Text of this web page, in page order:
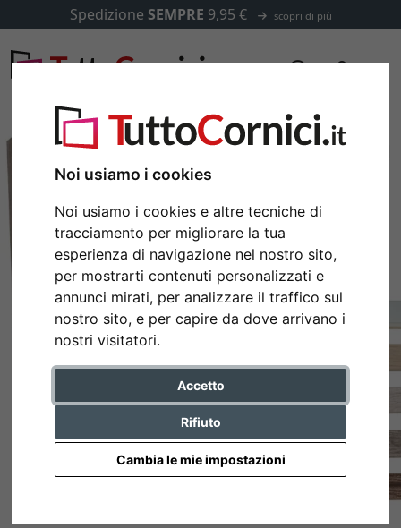
Noi usiamo i cookies
Noi usiamo i cookies e altre tecniche di
tracciamento per migliorare la tua
esperienza di navigazione nel nostro sito,
per mostrarti contenuti personalizzati e
annunci mirati, per analizzare il traffico sul
nostro sito, e per capire da dove arrivano i
nostri visitatori.
Accetto
Rifiuto
Cambia le mie impostazioni
Spedizione SEMPRE 9,95 € scopri di più
Indietro